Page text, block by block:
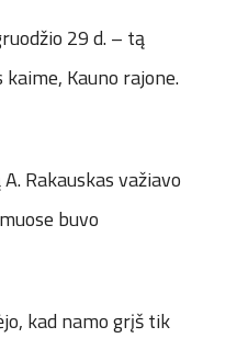
29 d. – tą
Kauno rajone.
Rakauskas važiavo
buvo
kad namo grįš tik